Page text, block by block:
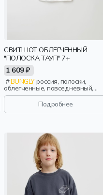
СВИТШОТ ОБЛЕГЧЕННЫЙ
"ПОЛОСКА ТАУП" 7+
1 609 ₽
BUNGLYроссия, полоски,
облегченные, повседневный,
девочки, школьники, подростки,
Подробнее